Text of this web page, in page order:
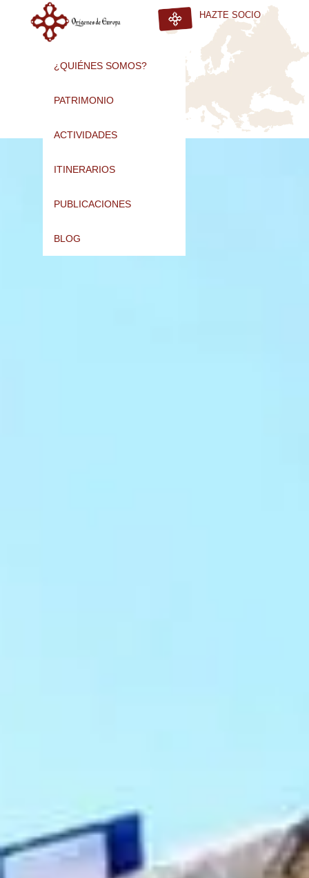
HAZTE SOCIO
¿QUIÉNES SOMOS?
PATRIMONIO
ACTIVIDADES
ITINERARIOS
PUBLICACIONES
BLOG